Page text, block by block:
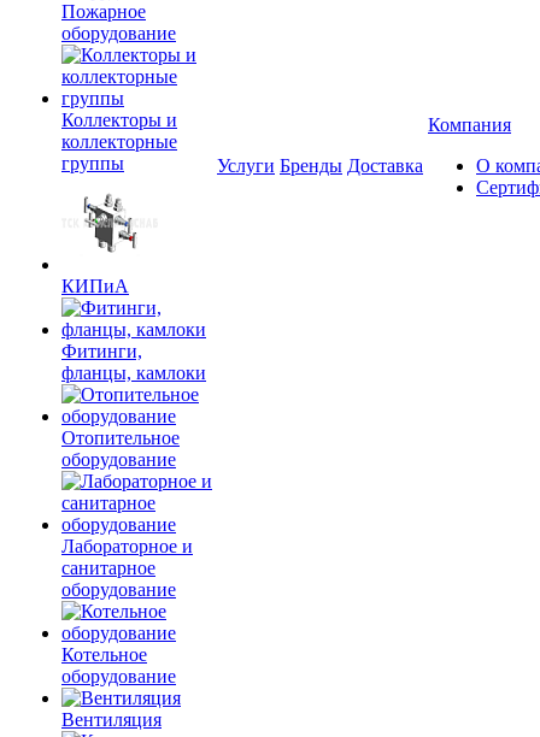
Пожарное
оборудование
Коллекторы и
коллекторные
группы
КИПиА
Фитинги,
фланцы, камлоки
Отопительное
оборудование
Лабораторное и
санитарное
оборудование
Котельное
оборудование
Вентиляция
Услуги Бренды Доставка
Компания
О